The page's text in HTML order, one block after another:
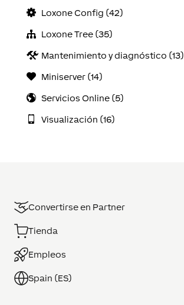
Loxone Config (42)
Loxone Tree (35)
Mantenimiento y diagnóstico (13)
Miniserver (14)
Servicios Online (5)
Visualización (16)
Convertirse en Partner
Tienda
Empleos
Spain (ES)